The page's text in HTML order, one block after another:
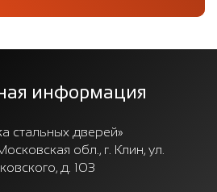
информация
стальных дверей»
обл., г. Клин, ул.
д. 103